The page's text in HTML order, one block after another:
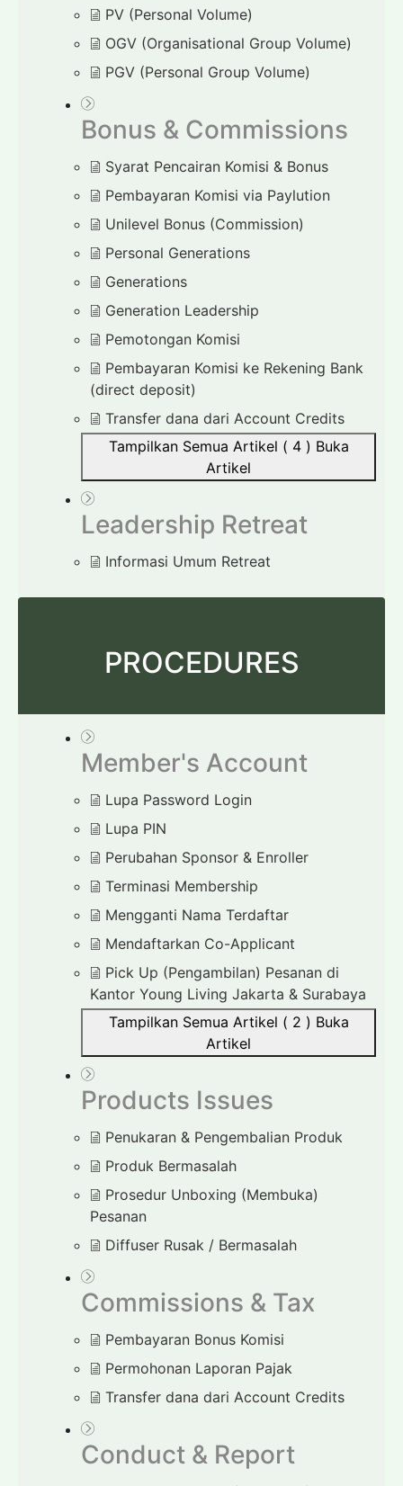
PV (Personal Volume)
OGV (Organisational Group Volume)
PGV (Personal Group Volume)
Bonus & Commissions
Syarat Pencairan Komisi & Bonus
Pembayaran Komisi via Paylution
Unilevel Bonus (Commission)
Personal Generations
Generations
Generation Leadership
Pemotongan Komisi
Pembayaran Komisi ke Rekening Bank
(direct deposit)
Transfer dana dari Account Credits
Tampilkan Semua Artikel ( 4 ) Buka
Artikel
Leadership Retreat
Informasi Umum Retreat
PROCEDURES
Member's Account
Lupa Password Login
Lupa PIN
Perubahan Sponsor & Enroller
Terminasi Membership
Mengganti Nama Terdaftar
Mendaftarkan Co-Applicant
Pick Up (Pengambilan) Pesanan di
Kantor Young Living Jakarta & Surabaya
Tampilkan Semua Artikel ( 2 ) Buka
Artikel
Products Issues
Penukaran & Pengembalian Produk
Produk Bermasalah
Prosedur Unboxing (Membuka)
Pesanan
Diffuser Rusak / Bermasalah
Commissions & Tax
Pembayaran Bonus Komisi
Permohonan Laporan Pajak
Transfer dana dari Account Credits
Conduct & Report